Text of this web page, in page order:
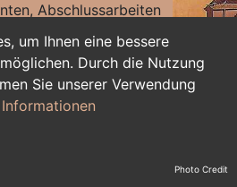
um Ihnen eine bessere
Durch die Nutzung
Sie unserer Verwendung
Abschlussarbeiten
Sekretariat
Nebenjobs
duale Ausbildung Photo Credit